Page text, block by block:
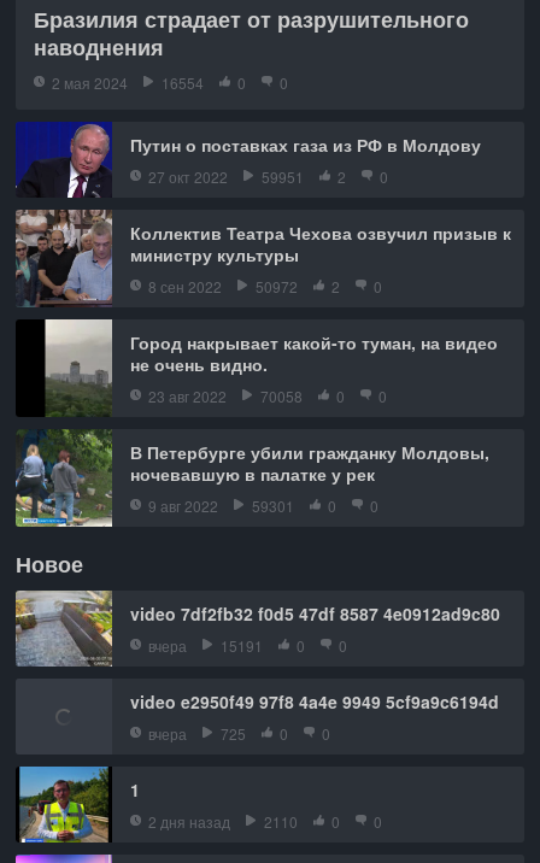
Бразилия страдает от разрушительного
наводнения
2 мая 2024 16554 0 0
Путин о поставках газа из РФ в Молдову
27 окт 2022 59951 2 0
Коллектив Театра Чехова озвучил призыв к
министру культуры
8 сен 2022 50972 2 0
Город накрывает какой-то туман, на видео
не очень видно.
23 авг 2022 70058 0 0
В Петербурге убили гражданку Молдовы,
ночевавшую в палатке у рек
9 авг 2022 59301 0 0
Новое
video 7df2fb32 f0d5 47df 8587 4e0912ad9c80
вчера 15191 0 0
video e2950f49 97f8 4a4e 9949 5cf9a9c6194d
вчера 725 0 0
1
2 дня назад 2110 0 0